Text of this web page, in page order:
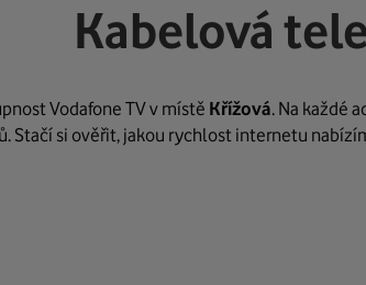
Kabelová
Vodafone TV v místě Křížová. Na každé
Stačí si ověřit, jakou rychlost internetu